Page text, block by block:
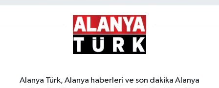
Alanya Türk, Alanya haberleri ve son dakika Alanya